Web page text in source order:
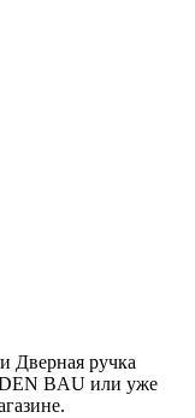
Дверная ручка
BAU или уже